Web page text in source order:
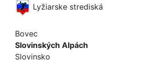
Lyžiarske strediská
Bovec
Slovinských Alpách
Slovinsko